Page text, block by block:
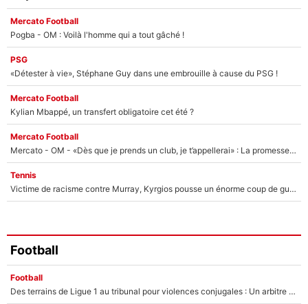
Mercato Football
Pogba - OM : Voilà l'homme qui a tout gâché !
PSG
«Détester à vie», Stéphane Guy dans une embrouille à cause du PSG !
Mercato Football
Kylian Mbappé, un transfert obligatoire cet été ?
Mercato Football
Mercato - OM - «Dès que je prends un club, je t’appellerai» : La promesse de Marcelino au moment de claquer la porte
Tennis
Victime de racisme contre Murray, Kyrgios pousse un énorme coup de gueule !
Football
Football
Des terrains de Ligue 1 au tribunal pour violences conjugales : Un arbitre français encourt une peine de 18 mois de prison !